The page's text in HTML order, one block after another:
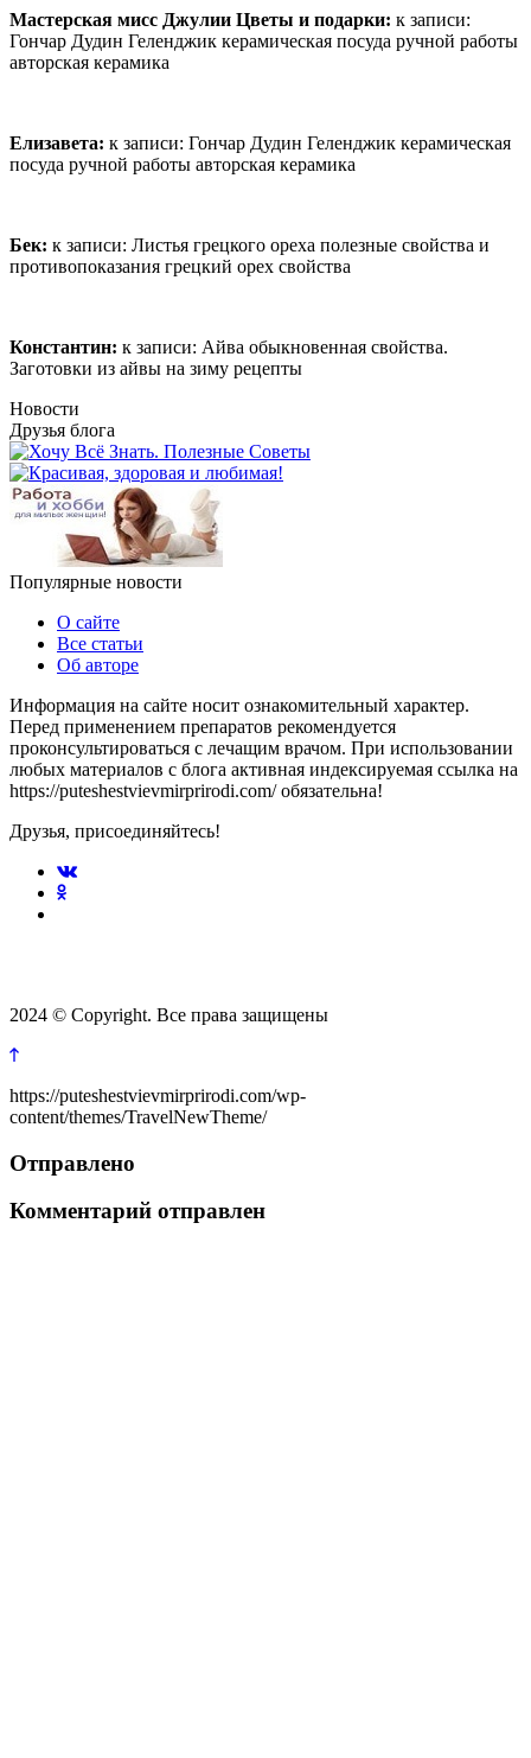
Мастерская мисс Джулии Цветы и подарки: к записи:
Гончар Дудин Геленджик керамическая посуда ручной работы
авторская керамика
Елизавета: к записи: Гончар Дудин Геленджик керамическая
посуда ручной работы авторская керамика
Бек: к записи: Листья грецкого ореха полезные свойства и
противопоказания грецкий орех свойства
Константин: к записи: Айва обыкновенная свойства.
Заготовки из айвы на зиму рецепты
Новости
Друзья блога
Популярные новости
О сайте
Все статьи
Об авторе
Информация на сайте носит ознакомительный характер.
Перед применением препаратов рекомендуется
проконсультироваться с лечащим врачом. При использовании
любых материалов с блога активная индексируемая ссылка на
https://puteshestvievmirprirodi.com/ обязательна!
Друзья, присоединяйтесь!
2024 © Copyright. Все права защищены
https://puteshestvievmirprirodi.com/wp-
content/themes/TravelNewTheme/
Отправлено
Комментарий отправлен